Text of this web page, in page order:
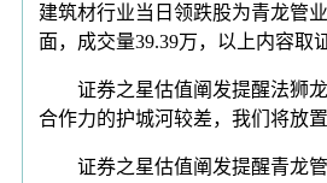
建筑材行业当日领跌股为青龙管
面，成交量39.39万，以上内容取
证券之星估值阐发提醒法狮龙
合作力的护城河较差，我们将放置
证券之星估值阐发提醒青龙管